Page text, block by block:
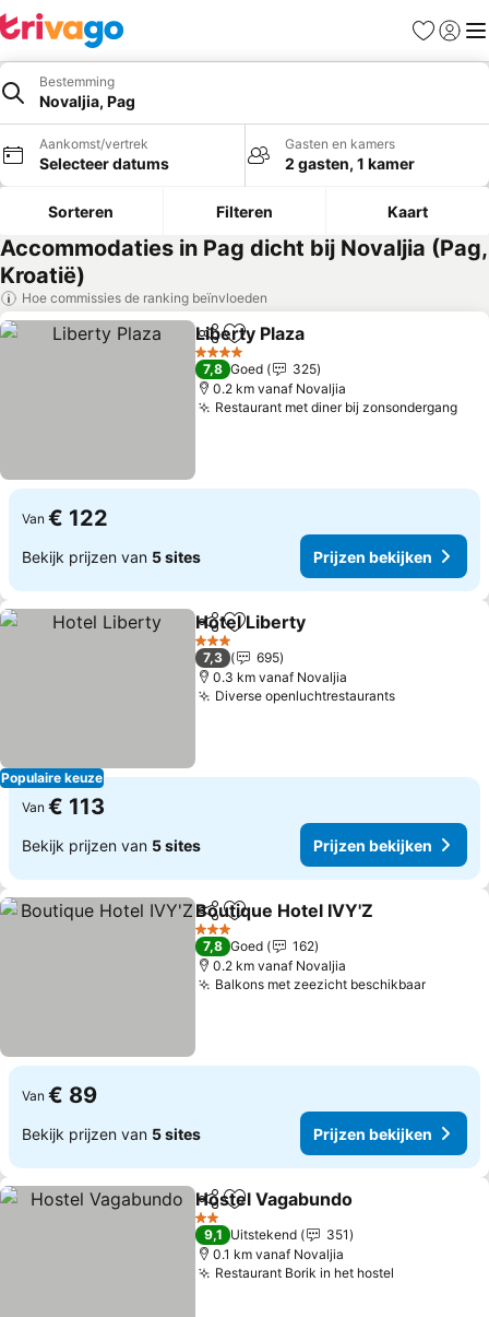
Favorieten
Bestemming
Novaljia, Pag
Aankomst/vertrek
Selecteer datums
Gasten en kamers
2 gasten, 1 kamer
Sorteren Filteren Kaart
Accommodaties in Pag dicht bij Novaljia (Pag,
Kroatië)
Hoe commissies de ranking beïnvloeden
DelenToevoegen aan favorieten
Liberty Plaza
4 Sterren
7,8 Goed
325
0.2 km vanaf Novaljia
Restaurant met diner bij zonsondergang
Van € 122
Bekijk prijzen van 5 sites Prijzen bekijken
Populaire keuze
DelenToevoegen aan favorieten
Hotel Liberty
3 Sterren
7,3
695
0.3 km vanaf Novaljia
Diverse openluchtrestaurants
Van € 113
Bekijk prijzen van 5 sites Prijzen bekijken
DelenToevoegen aan favorieten
Boutique Hotel IVY'Z
3 Sterren
7,8 Goed
162
0.2 km vanaf Novaljia
Balkons met zeezicht beschikbaar
Van € 89
Bekijk prijzen van 5 sites Prijzen bekijken
DelenToevoegen aan favorieten
Hostel Vagabundo
2 Sterren
9,1 Uitstekend
351
0.1 km vanaf Novaljia
Restaurant Borik in het hostel